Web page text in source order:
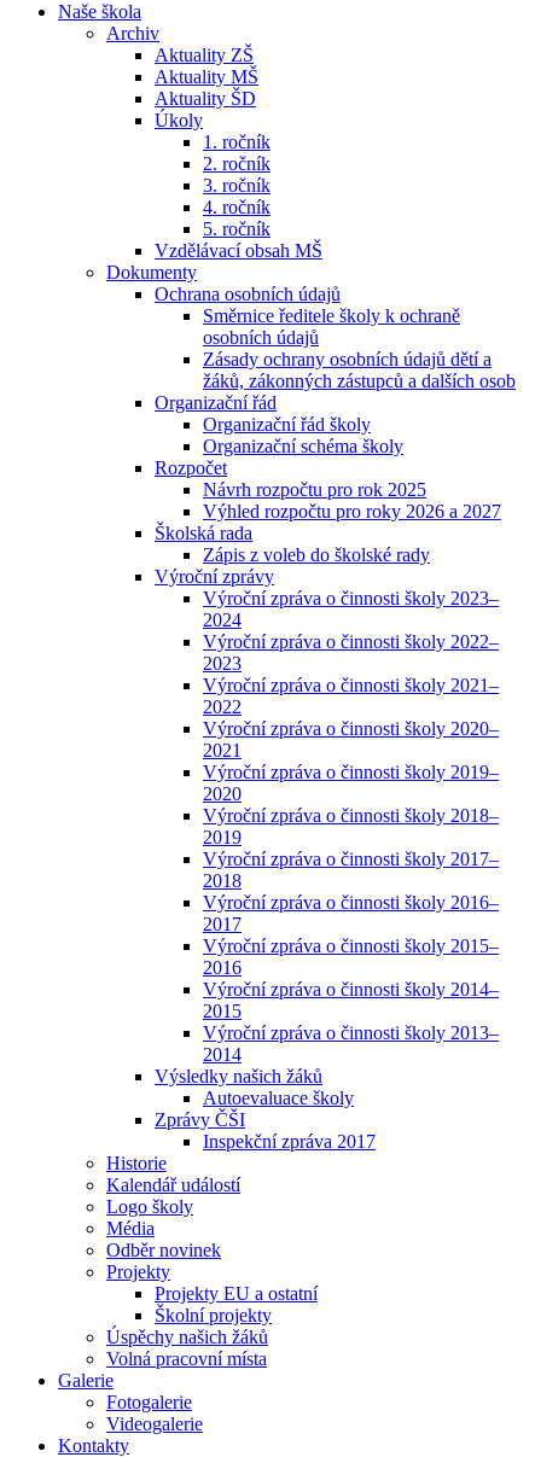
Naše škola
Archiv
Aktuality ZŠ
Aktuality MŠ
Aktuality ŠD
Úkoly
1. ročník
2. ročník
3. ročník
4. ročník
5. ročník
Vzdělávací obsah MŠ
Dokumenty
Ochrana osobních údajů
Směrnice ředitele školy k ochraně
osobních údajů
Zásady ochrany osobních údajů dětí a
žáků, zákonných zástupců a dalších osob
Organizační řád
Organizační řád školy
Organizační schéma školy
Rozpočet
Návrh rozpočtu pro rok 2025
Výhled rozpočtu pro roky 2026 a 2027
Školská rada
Zápis z voleb do školské rady
Výroční zprávy
Výroční zpráva o činnosti školy 2023–
2024
Výroční zpráva o činnosti školy 2022–
2023
Výroční zpráva o činnosti školy 2021–
2022
Výroční zpráva o činnosti školy 2020–
2021
Výroční zpráva o činnosti školy 2019–
2020
Výroční zpráva o činnosti školy 2018–
2019
Výroční zpráva o činnosti školy 2017–
2018
Výroční zpráva o činnosti školy 2016–
2017
Výroční zpráva o činnosti školy 2015–
2016
Výroční zpráva o činnosti školy 2014–
2015
Výroční zpráva o činnosti školy 2013–
2014
Výsledky našich žáků
Autoevaluace školy
Zprávy ČŠI
Inspekční zpráva 2017
Historie
Kalendář událostí
Logo školy
Média
Odběr novinek
Projekty
Projekty EU a ostatní
Školní projekty
Úspěchy našich žáků
Volná pracovní místa
Galerie
Fotogalerie
Videogalerie
Kontakty